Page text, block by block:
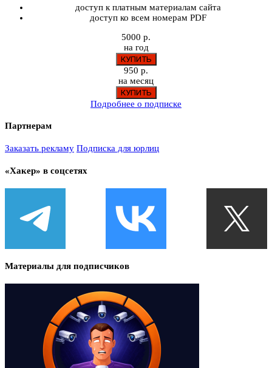
доступ к платным материалам сайта
доступ ко всем номерам PDF
5000 р.
на год
950 р.
на месяц
Подробнее о подписке
Партнерам
Заказать рекламу Подписка для юрлиц
«Хакер» в соцсетях
Материалы для подписчиков